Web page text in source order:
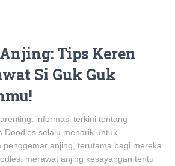
Tips Keren
Si Guk Guk
informasi terkini tentang
Doodles selalu menarik untuk
penggemar anjing, terutama bagi mereka
merawat anjing kesayangan tentu